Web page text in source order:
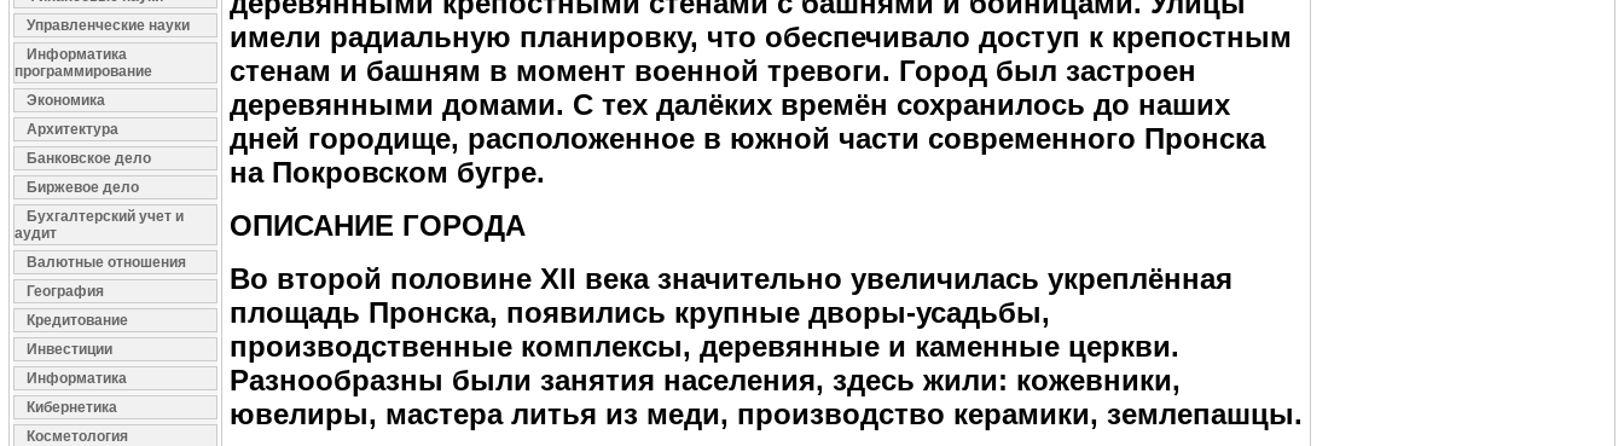
Управленческие науки
Информатика
программирование
Экономика
Архитектура
Банковское дело
Биржевое дело
Бухгалтерский учет и
аудит
Валютные отношения
География
Кредитование
Инвестиции
Информатика
Кибернетика
Косметология
имели радиальную планировку, что обеспечивало доступ к крепостным
стенам и башням в момент военной тревоги. Город был застроен
деревянными домами. С тех далёких времён сохранилось до наших
дней городище, расположенное в южной части современного Пронска
на Покровском бугре.
ОПИСАНИЕ ГОРОДА
Во второй половине XII века значительно увеличилась укреплённая
площадь Пронска, появились крупные дворы-усадьбы,
производственные комплексы, деревянные и каменные церкви.
Разнообразны были занятия населения, здесь жили: кожевники,
ювелиры, мастера литья из меди, производство керамики, землепашцы.